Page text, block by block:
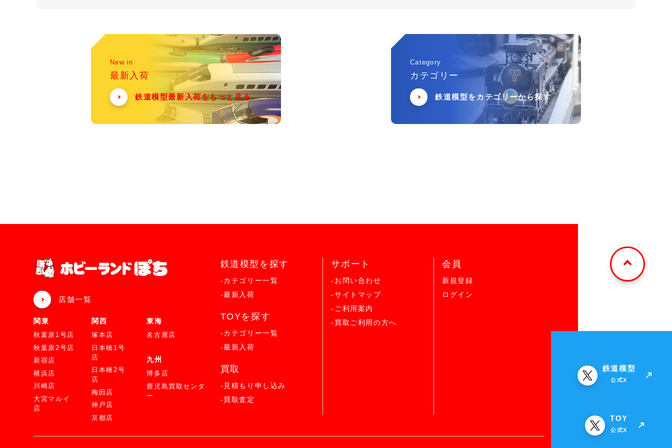
New in
最新入荷
鉄道模型最新入荷をもっと見る
Category
カテゴリー
鉄道模型をカテゴリーから探す
店舗一覧
関東
秋葉原1号店
秋葉原2号店
新宿店
横浜店
川崎店
大宮マルイ
店
関西
塚本店
日本橋1号
店
日本橋2号
店
梅田店
神戸店
京都店
東海
名古屋店
九州
博多店
鹿児島買取センタ
ー
鉄道模型を探す
-カテゴリー一覧
-最新入荷
TOYを探す
-カテゴリー一覧
-最新入荷
買取
-見積もり申し込み
-買取査定
サポート
-お問い合わせ
-サイトマップ
-ご利用案内
-買取ご利用の方へ
会員
新規登録
ログイン
鉄道模型
公式X
TOY
公式X